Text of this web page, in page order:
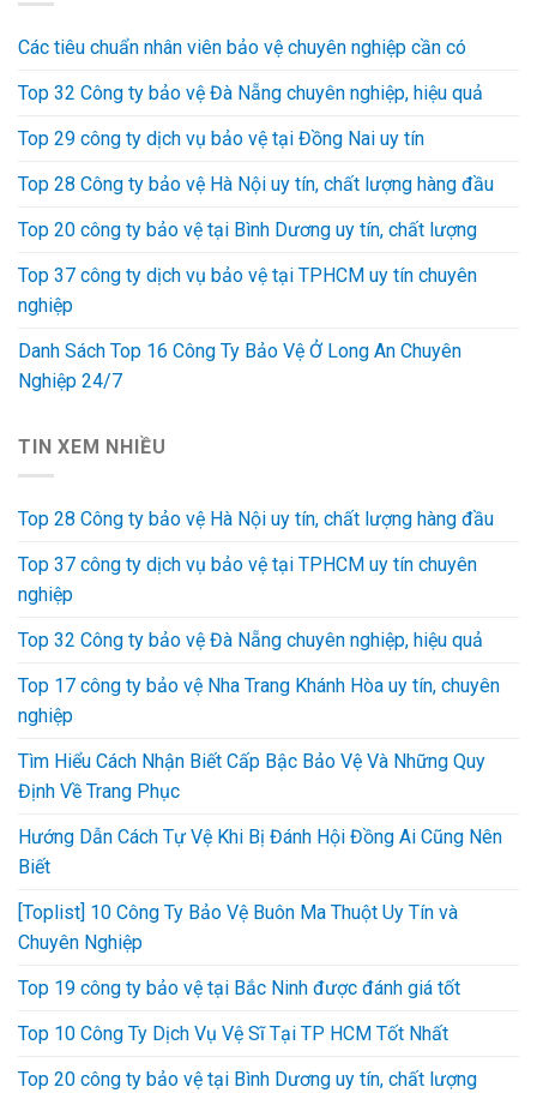
Các tiêu chuẩn nhân viên bảo vệ chuyên nghiệp cần có
Top 32 Công ty bảo vệ Đà Nẵng chuyên nghiệp, hiệu quả
Top 29 công ty dịch vụ bảo vệ tại Đồng Nai uy tín
Top 28 Công ty bảo vệ Hà Nội uy tín, chất lượng hàng đầu
Top 20 công ty bảo vệ tại Bình Dương uy tín, chất lượng
Top 37 công ty dịch vụ bảo vệ tại TPHCM uy tín chuyên
nghiệp
Danh Sách Top 16 Công Ty Bảo Vệ Ở Long An Chuyên
Nghiệp 24/7
TIN XEM NHIỀU
Top 28 Công ty bảo vệ Hà Nội uy tín, chất lượng hàng đầu
Top 37 công ty dịch vụ bảo vệ tại TPHCM uy tín chuyên
nghiệp
Top 32 Công ty bảo vệ Đà Nẵng chuyên nghiệp, hiệu quả
Top 17 công ty bảo vệ Nha Trang Khánh Hòa uy tín, chuyên
nghiệp
Tìm Hiểu Cách Nhận Biết Cấp Bậc Bảo Vệ Và Những Quy
Định Về Trang Phục
Hướng Dẫn Cách Tự Vệ Khi Bị Đánh Hội Đồng Ai Cũng Nên
Biết
[Toplist] 10 Công Ty Bảo Vệ Buôn Ma Thuột Uy Tín và
Chuyên Nghiệp
Top 19 công ty bảo vệ tại Bắc Ninh được đánh giá tốt
Top 10 Công Ty Dịch Vụ Vệ Sĩ Tại TP HCM Tốt Nhất
Top 20 công ty bảo vệ tại Bình Dương uy tín, chất lượng